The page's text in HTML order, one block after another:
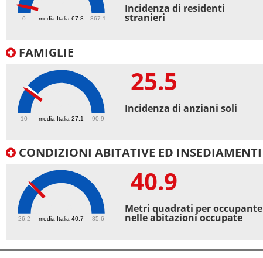
media Italia 67.8
0 367.1
Incidenza di residenti
stranieri
FAMIGLIE
media Italia 27.1
10 90.9
25.5
Incidenza di anziani soli
CONDIZIONI ABITATIVE ED INSEDIAMENTI
media Italia 40.7
26.2 85.6
40.9
Metri quadrati per occupante
nelle abitazioni occupate